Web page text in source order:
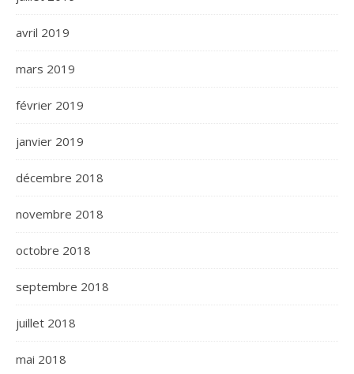
avril 2019
mars 2019
février 2019
janvier 2019
décembre 2018
novembre 2018
octobre 2018
septembre 2018
juillet 2018
mai 2018